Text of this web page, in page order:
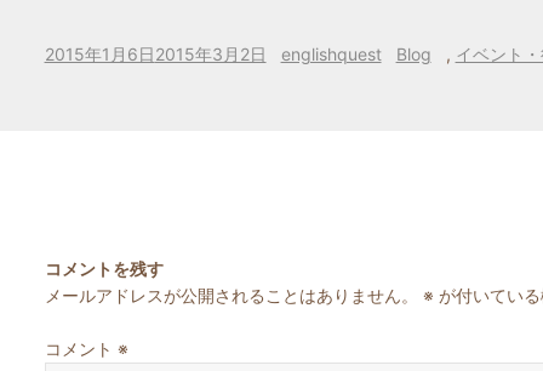
投
2015年1月6日2015年3月2日
作
englishquest
カ
Blog , イベント
コメントを残す
メールアドレスが公開されることはありません。
※ が付いてい
コメント ※